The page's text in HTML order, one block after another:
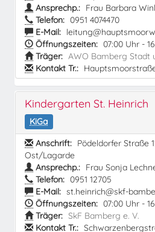
Ansprechp.: Frau Barbara
Telefon: 0951 4074470
E-Mail:
Öffnungszeiten: 07:00 Uhr -
Träger: AWO Bamberg Stadt
Kontakt Tr.:
Kindergarten St. Heinrich
KiGa
Anschrift: Pödeldorfer Straße
Ost/Lagarde
Ansprechp.: Frau Sonja
Telefon: 0951 12705
E-Mail: st.heinrich@skf-
Öffnungszeiten: 07:00 Uhr -
Träger: SkF Bamberg e. V.
Kontakt Tr.: